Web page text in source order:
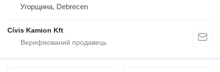
Угорщина, Debrecen
Cívis Kamion Kft